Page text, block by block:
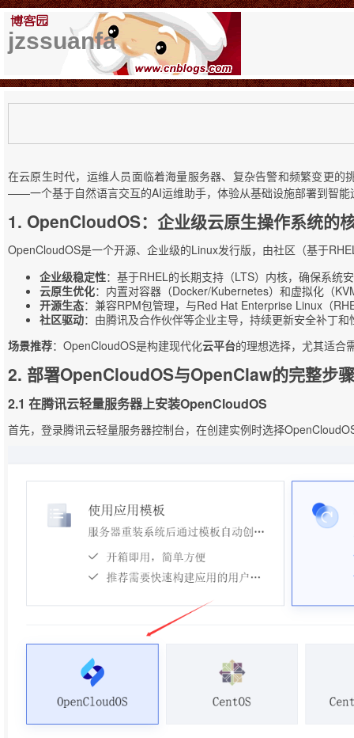
jzssuanfa
在云原生时代，运维人员面临着海量服务器、复杂告警和频繁变更
——一个基于自然语言交互的AI运维助手，体验从基础设施部署到智能
1. OpenCloudOS：企业级云原生操作系统的
OpenCloudOS是一个开源、企业级的Linux发行版，由社区（基于
企业级稳定性：基于RHEL的长期支持（LTS）内核，确保系统
云原生优化：内置对容器（Docker/Kubernetes）和虚拟化（
开源生态：兼容RPM包管理，与Red Hat Enterprise Linux（
社区驱动：由腾讯及合作伙伴等企业主导，持续更新安全补丁
场景推荐：OpenCloudOS是构建现代化云平台的理想选择，尤其适合
2. 部署OpenCloudOS与OpenClaw的完整步骤
2.1 在腾讯云轻量服务器上安装OpenCloudOS
首先，登录腾讯云轻量服务器控制台，在创建实例时选择